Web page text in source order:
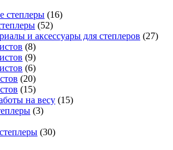
степлеры (16)
(52)
и аксессуары для степлеров (27)
(8)
(9)
(6)
(20)
(15)
на весу (15)
(3)
(30)